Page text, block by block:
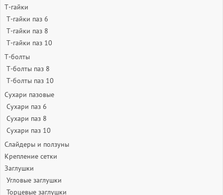
Т-гайки
Т-гайки паз 6
Т-гайки паз 8
Т-гайки паз 10
Т-болты
Т-болты паз 8
Т-болты паз 10
Сухари пазовые
Сухари паз 6
Сухари паз 8
Сухари паз 10
Слайдеры и ползуны
Крепление сетки
Заглушки
Угловые заглушки
Торцевые заглушки